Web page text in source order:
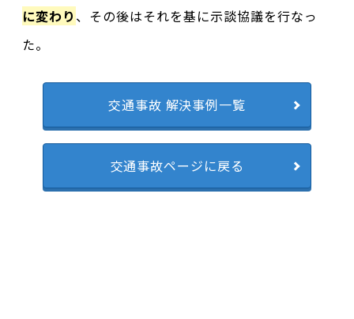
に変わり 、その後はそれを基に示談協議を行なっ
た。
交通事故 解決事例一覧
交通事故ページに戻る